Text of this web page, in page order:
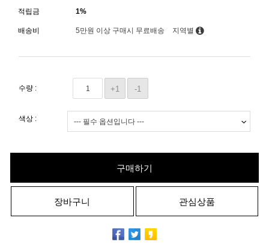
적립금 1%
배송비 5만원 이상 구매시 무료배송 지역별
수량 : +1 -1
색상 :
구매하기
장바구니 관심상품